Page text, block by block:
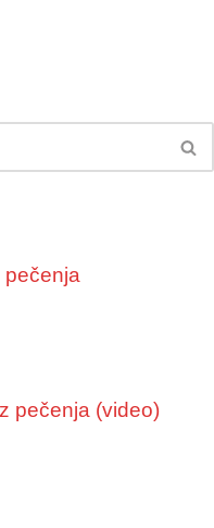
pečenja
pečenja (video)